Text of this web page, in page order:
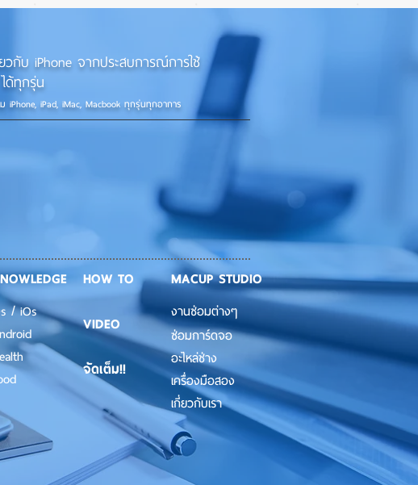
📱
วกับ iPhone จากประสบการณ์การใช้
ด้ทุกรุ่น
iPhone, iPad, iMac, Macbook ทุกรุ่นทุกอาการ
/ iOs
จัดเต็ม!!
HOW TO
VIDEO
MACUP STUDIO
งานซ่อมต่างๆ
ซ่อมการ์ดจอ
อะไหล่ช่าง
เครื่องมือสอง
เกี่ยวกับเรา